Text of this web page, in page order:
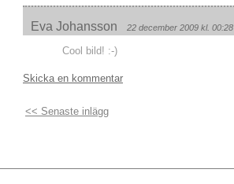
Eva Johansson 22 december 2009 kl. 00:28
Cool bild! :-)
Skicka en kommentar
<< Senaste inlägg